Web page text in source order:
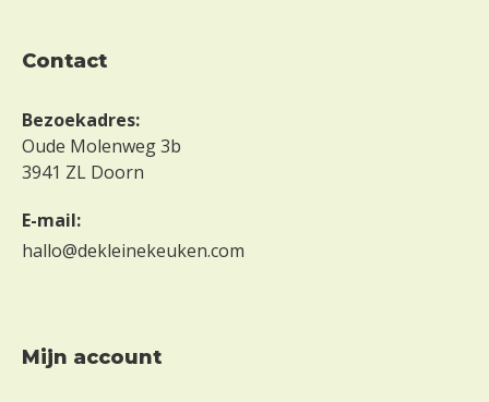
contact
Bezoekadres:
Oude Molenweg 3b
3941 ZL Doorn
E-mail:
hallo@dekleinekeuken.com
mijn account